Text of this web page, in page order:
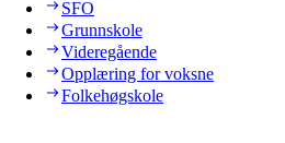
SFO
Grunnskole
Videregående
Opplæring for voksne
Folkehøgskole